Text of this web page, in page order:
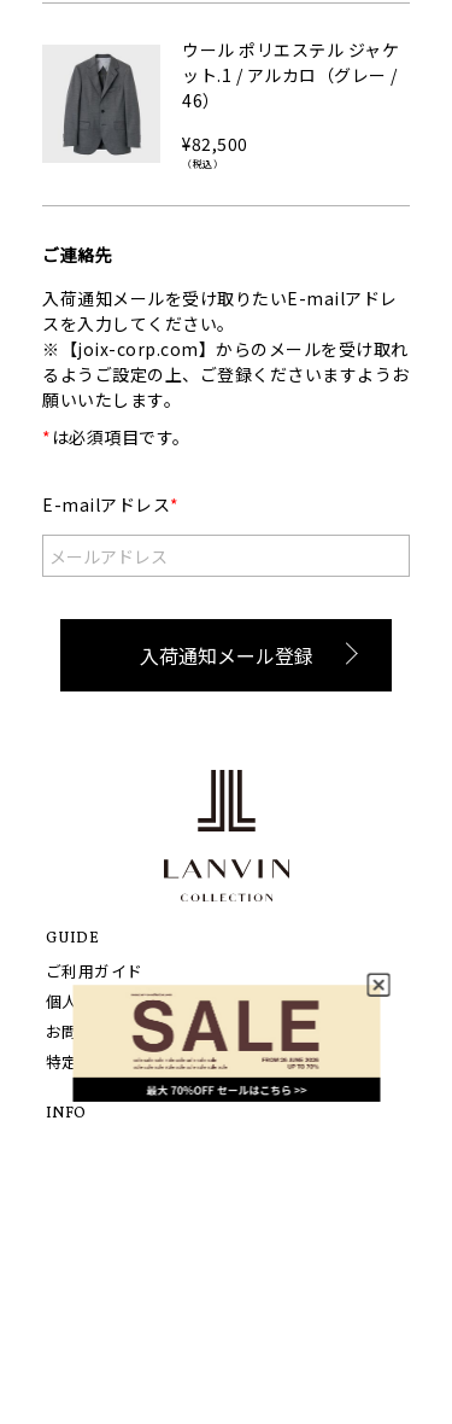
ウール ポリエステル ジャケ
ット.1 / アルカロ（グレー /
46）
¥82,500
（税込）
ご連絡先
入荷通知メールを受け取りたいE-mailアドレ
スを入力してください。
※【joix-corp.com】からのメールを受け取れ
るようご設定の上、ご登録くださいますようお
願いいたします。
* は必須項目です。
E-mailアドレス*
入荷通知メール登録
GUIDE
ご利用ガイド
個人情報保護方針について
お問い合わせ
特定商取引法に基づく表示
INFO